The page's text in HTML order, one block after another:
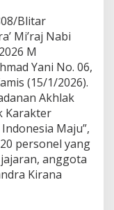
Blitar
Mi’raj Nabi
M
Yani No. 06,
(15/1/2026).
Akhlak
Karakter
Maju”,
personel yang
anggota
Kirana